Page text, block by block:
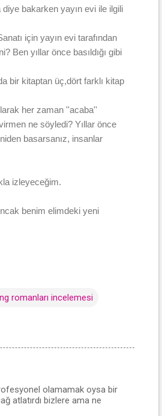
bakarken yayın evi ile ilgili
için yayın evi tarafından
Ben yıllar önce basıldığı gibi
bir kitaptan üç,dört farklı kitap
her zaman ''acaba''
ne söyledi? Yıllar önce
basarsanız, insanlar
izleyeceğim.
benim elimdeki yeni
romanları incelemesi
olamamak oysa bir
atlatırdı bizlere ama ne